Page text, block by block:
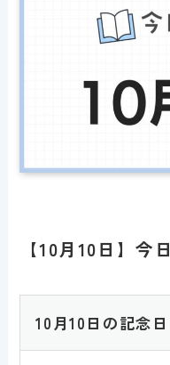
【10月10日】
10 月10日の記念